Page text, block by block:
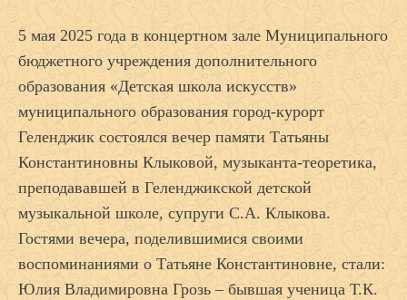
5 мая 2025 года в концертном зале Муниципального
бюджетного учреждения дополнительного
образования «Детская школа искусств»
муниципального образования город-курорт
Геленджик состоялся вечер памяти Татьяны
Константиновны Клыковой, музыканта-теоретика,
преподававшей в Геленджикской детской
музыкальной школе, супруги С.А. Клыкова.
Гостями вечера, поделившимися своими
воспоминаниями о Татьяне Константиновне, стали:
Юлия Владимировна Грозь – бывшая ученица Т.К.